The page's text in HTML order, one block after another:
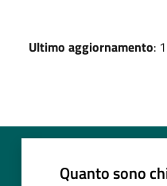
Ultimo aggiornamento:
Quanto sono